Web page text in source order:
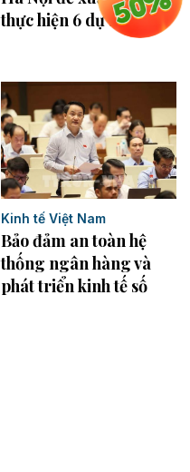
thực hiện 6 dự án lớn
Kinh tế Việt Nam
Bảo đảm an toàn hệ
thống ngân hàng và
phát triển kinh tế số